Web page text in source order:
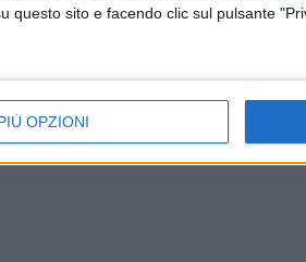
questo sito e facendo clic sul pulsante
OPZIONI